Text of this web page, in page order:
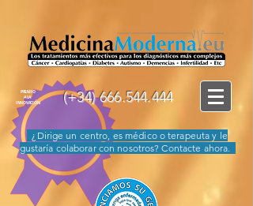
PREMIO
A LA
INNOVACIÓN
(+34)666.544.444
¿Dirige un centro, es médico o terapeuta y le
gustaría colaborar con nosotros? Contacte ahora.